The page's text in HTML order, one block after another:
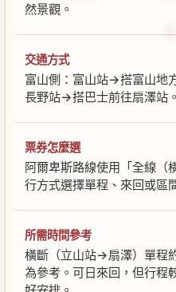
然景觀。
交通方式
富山側：富山站→搭富山地
長野站→搭巴士前往扇澤站。
票券怎麼選
阿爾卑斯路線使用「全線（
行方式選擇單程、來回或區
所需時間參考
橫斷（立山站→扇澤）單程
為參考。可日來回，但行程